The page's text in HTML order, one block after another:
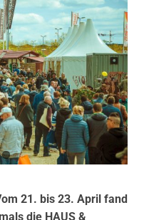
21. bis 23. April fand
die HAUS &